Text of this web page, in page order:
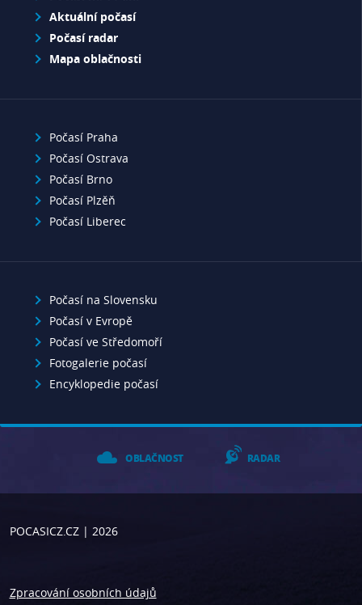
Aktuální počasí
Počasí radar
Mapa oblačnosti
Počasí Praha
Počasí Ostrava
Počasí Brno
Počasí Plzěň
Počasí Liberec
Počasí na Slovensku
Počasí v Evropě
Počasí ve Středomoří
Fotogalerie počasí
Encyklopedie počasí
OBLAČNOST RADAR
POCASICZ.CZ| 2026
Zpracování osobních údajů